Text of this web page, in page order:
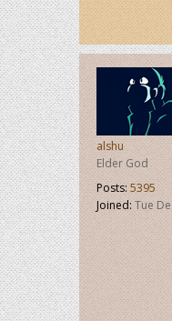
alshu
Elder God
Posts: 5395
Joined:Tue